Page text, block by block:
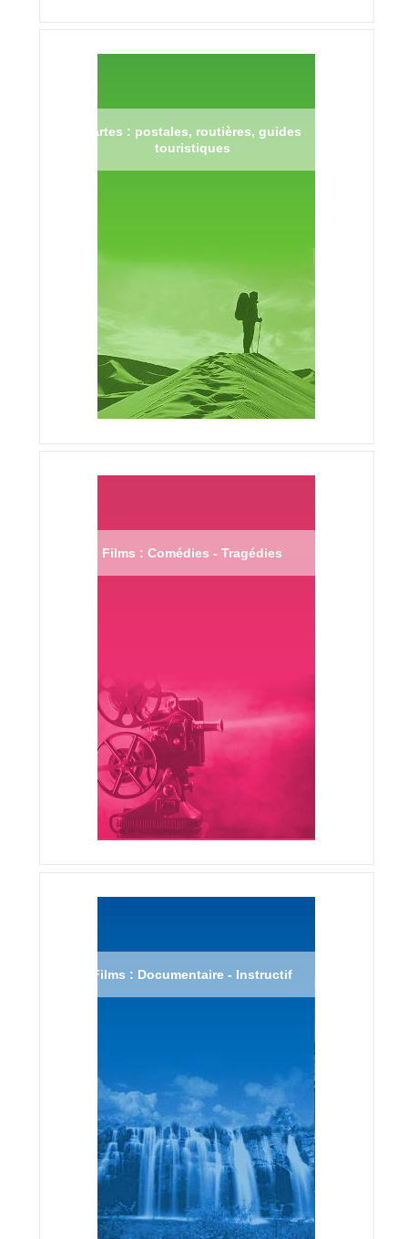
Cartes : postales, routières, guides
touristiques
Films : Comédies - Tragédies
Films : Documentaire - Instructif